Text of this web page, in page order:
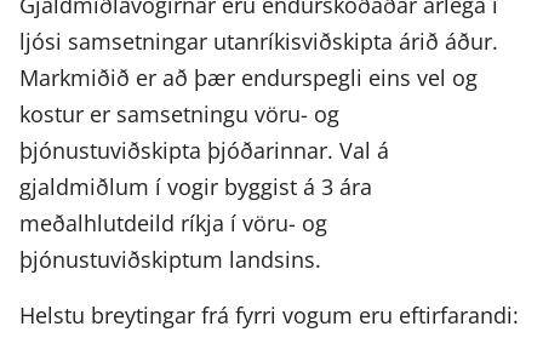
ljósi samsetningar utanríkisviðskipta árið áður.
Markmiðið er að þær endurspegli eins vel og
kostur er samsetningu vöru- og
þjónustuviðskipta þjóðarinnar. Val á
gjaldmiðlum í vogir byggist á 3 ára
meðalhlutdeild ríkja í vöru- og
þjónustuviðskiptum landsins.
Helstu breytingar frá fyrri vogum eru eftirfarandi: